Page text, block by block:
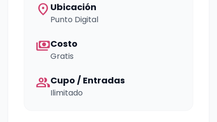
location_on Ubicación
Punto Digital
paymentsCosto
Gratis
groupCupo / Entradas
Ilimitado